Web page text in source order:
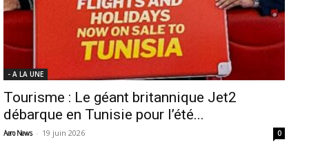
- A LA UNE
Tourisme : Le géant britannique Jet2
débarque en Tunisie pour l’été...
Aero News - 19 juin 2026 0